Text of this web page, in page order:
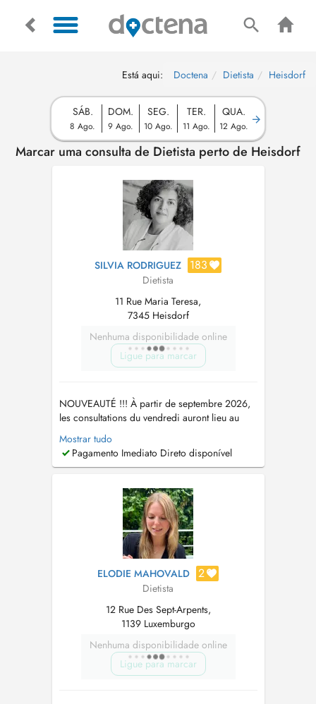
Está aqui: Doctena Dietista Heisdorf
SÁB.
8 Ago.
DOM.
9 Ago.
SEG.
10 Ago.
TER.
11 Ago.
QUA.
12 Ago.
Marcar uma consulta de Dietista perto de Heisdorf
SILVIA RODRIGUEZ 183
Dietista
11 Rue Maria Teresa,
7345 Heisdorf
Nenhuma disponibilidade online
Ligue para marcar
NOUVEAUTÉ !!! À partir de septembre 2026,
les consultations du vendredi auront lieu au
nouveau Cabinet Médical Millewee 1a,
Millewee, 7257 Helmsange De 8 h à 17 h Pour
tout rendez-vous en présentiel vous pouvez
video consultation vous pouvez pren...
Mostrar tudo
Pagamento Imediato Direto disponível
ELODIE MAHOVALD 2
Dietista
12 Rue Des Sept-Arpents,
1139 Luxemburgo
Nenhuma disponibilidade online
Ligue para marcar